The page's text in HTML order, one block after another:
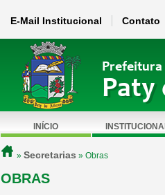
E-Mail Institucional Contato
Prefeitura
Paty
INÍCIO
» Secretarias » Obras
OBRAS